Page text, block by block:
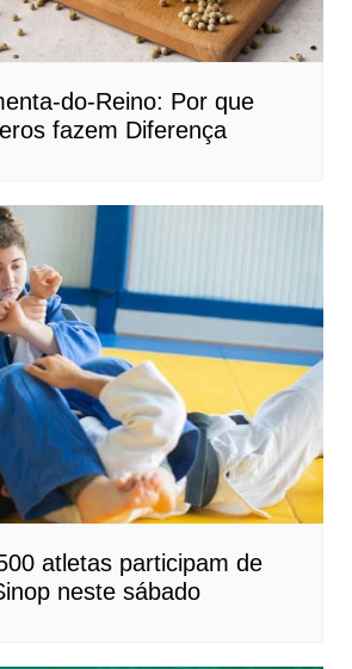
do-Reino: Por que
fazem Diferença
atletas participam de
neste sábado